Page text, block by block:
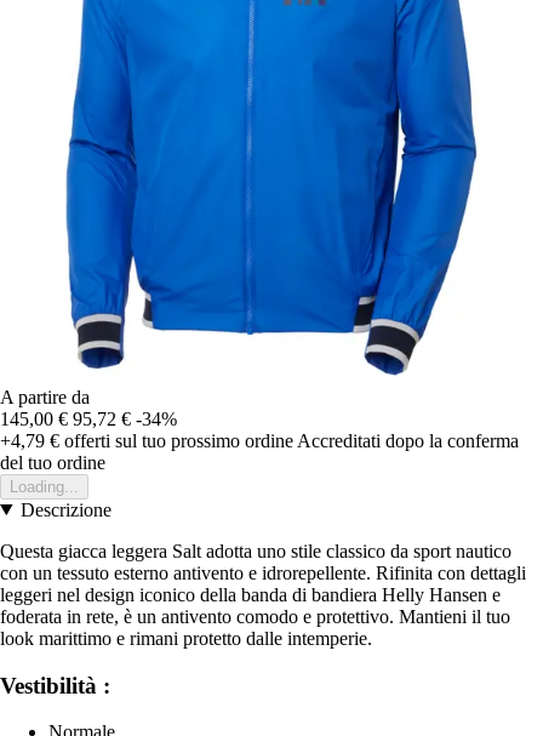
A partire da
145,00 € 95,72 € -34%
+4,79 € offerti sul tuo prossimo ordine Accreditati dopo la conferma
del tuo ordine
Loading...
Descrizione
Questa giacca leggera Salt adotta uno stile classico da sport nautico
con un tessuto esterno antivento e idrorepellente. Rifinita con dettagli
leggeri nel design iconico della banda di bandiera Helly Hansen e
foderata in rete, è un antivento comodo e protettivo. Mantieni il tuo
look marittimo e rimani protetto dalle intemperie.
Vestibilità :